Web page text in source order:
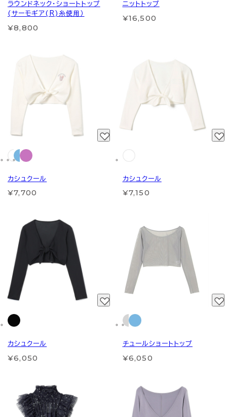
ラウンドネック・ショートトップ
(サーモギア(R)糸使用）
¥8,800
ニットトップ
¥16,500
カシュクール
¥7,700
カシュクール
¥7,150
カシュクール
¥6,050
チュールショートトップ
¥6,050